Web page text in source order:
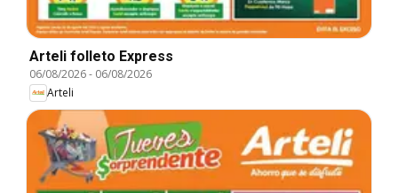
Arteli folleto Express
06/08/2026- 06/08/2026
Arteli